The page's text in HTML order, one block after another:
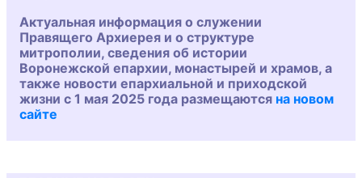
Актуальная информация о служении
Правящего Архиерея и о структуре
митрополии, сведения об истории
Воронежской епархии, монастырей и храмов, а
также новости епархиальной и приходской
жизни с 1 мая 2025 года размещаются на новом
сайте